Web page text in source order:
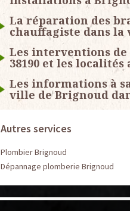
La réparation des
chauffagiste dans la
Les interventions de
38190 et les
Les informations à
ville de Brignoud
Autres services
Plombier Brignoud
Dépannage plomberie Brignoud